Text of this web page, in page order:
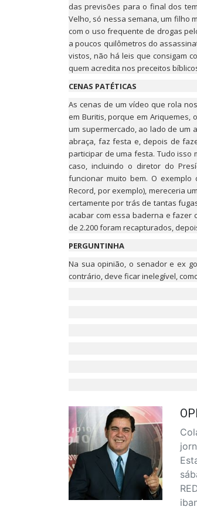
das previsões para o final dos
Velho, só nessa semana, um filho
com o uso frequente de drogas
a poucos quilômetros do
vistos, não há leis que consigam
quem acredita nos preceitos
CENAS PATÉTICAS
As cenas de um vídeo que rola
em Buritis, porque em Ariquemes,
um supermercado, ao lado de um
abraça, faz festa e, depois de
participar de uma festa. Tudo isso
caso, incluindo o diretor do
funcionar muito bem. O exemplo
Record, por exemplo), mereceria
certamente por trás de tantas
acabar com essa baderna e fazer
de 2.200 foram recapturados,
PERGUNTINHA
Na sua opinião, o senador e ex
contrário, deve ficar inelegível,